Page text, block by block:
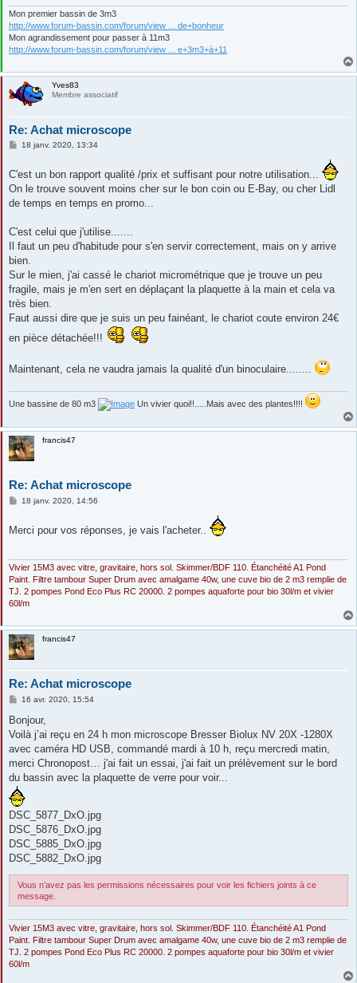
Mon premier bassin de 3m3
http://www.forum-bassin.com/forum/view ... de+bonheur
Mon agrandissement pour passer à 11m3
http://www.forum-bassin.com/forum/view ... e+3m3+à+11
Yves83
Membre associatif
Re: Achat microscope
M
s
g
e
18 janv. 2020, 13:34
C'est un bon rapport qualité /prix et suffisant pour notre utilisation...
On le trouve souvent moins cher sur le bon coin ou E-Bay, ou cher Lidl
de temps en temps en promo...
C'est celui que j'utilise.......
Il faut un peu d'habitude pour s'en servir correctement, mais on y arrive
bien.
Sur le mien, j'ai cassé le chariot micrométrique que je trouve un peu
fragile, mais je m'en sert en déplaçant la plaquette à la main et cela va
très bien.
Faut aussi dire que je suis un peu fainéant, le chariot coute environ 24€
en pièce détachée!!!
Maintenant, cela ne vaudra jamais la qualité d'un binoculaire........
Une bassine de 80 m3 Un vivier quoi!!.....Mais avec des plantes!!!!
francis47
Re: Achat microscope
M
s
18 janv. 2020, 14:56
Merci pour vos réponses, je vais l'acheter..
Vivier 15M3 avec vitre, gravitaire, hors sol. Skimmer/BDF 110. Étanchéité A1 Pond
Paint. Filtre tambour Super Drum avec amalgame 40w, une cuve bio de 2 m3 remplie de
TJ. 2 pompes Pond Eco Plus RC 20000. 2 pompes aquaforte pour bio 30l/m et vivier
60l/m
francis47
Re: Achat microscope
M
s
a
g
16 avr. 2020, 15:54
Bonjour,
Voilà j’ai reçu en 24 h mon microscope Bresser Biolux NV 20X -1280X
avec caméra HD USB, commandé mardi à 10 h, reçu mercredi matin,
merci Chronopost… j'ai fait un essai, j'ai fait un prélèvement sur le bord
du bassin avec la plaquette de verre pour voir...
DSC_5877_DxO.jpg
DSC_5876_DxO.jpg
DSC_5885_DxO.jpg
DSC_5882_DxO.jpg
Vous n’avez pas les permissions nécessaires pour voir les fichiers joints à ce
message.
Vivier 15M3 avec vitre, gravitaire, hors sol. Skimmer/BDF 110. Étanchéité A1 Pond
Paint. Filtre tambour Super Drum avec amalgame 40w, une cuve bio de 2 m3 remplie de
TJ. 2 pompes Pond Eco Plus RC 20000. 2 pompes aquaforte pour bio 30l/m et vivier
60l/m